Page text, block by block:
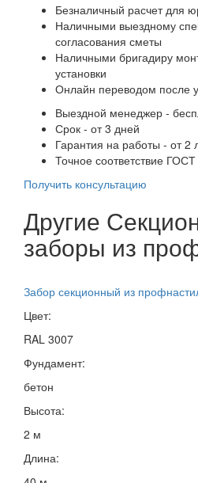
Безналичный расчет для
Наличными выездному
согласования сметы
Наличными бригадиру
установки
Онлайн переводом после
Выездной менеджер -
Срок - от 3 дней
Гарантия на работы - от 2
Точное соответствие ГОСТ
Получить консультацию
Другие
заборы из
Забор секционный из
Цвет:
RAL 3007
Фундамент:
бетон
Высота:
2 м
Длина: